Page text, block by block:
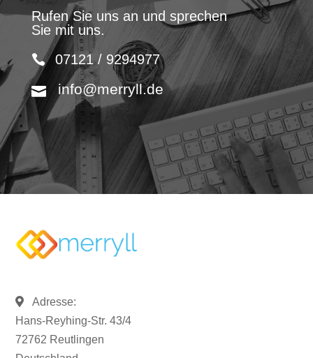
Rufen Sie uns an und sprechen
Sie mit uns.
07121 / 9294977
info@merryll.de
Adresse:
Hans-Reyhing-Str. 43/4
72762 Reutlingen